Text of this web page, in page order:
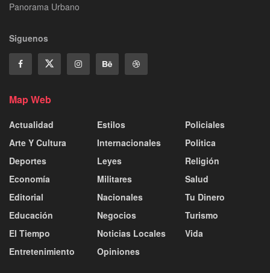
Panorama Urbano
Siguenos
Map Web
Actualidad
Arte Y Cultura
Deportes
Economía
Editorial
Educación
El Tiempo
Entretenimiento
Estilos
Internacionales
Leyes
Militares
Nacionales
Negocios
Noticias Locales
Opiniones
Policiales
Politica
Religión
Salud
Tu Dinero
Turismo
Vida